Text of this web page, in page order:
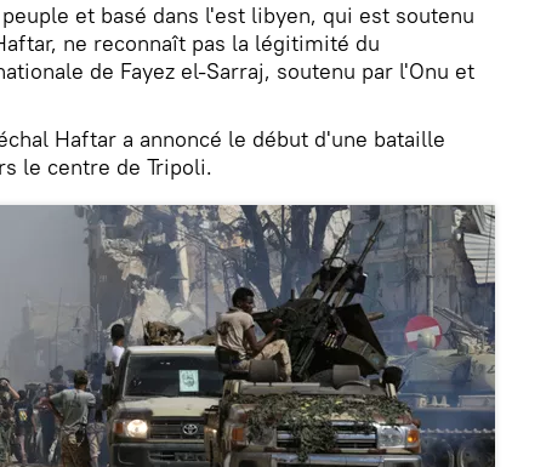
et basé dans l'est libyen, qui est soutenu
ne reconnaît pas la légitimité du
de Fayez el-Sarraj, soutenu par l'Onu et
Haftar a annoncé le début d'une bataille
le centre de Tripoli.